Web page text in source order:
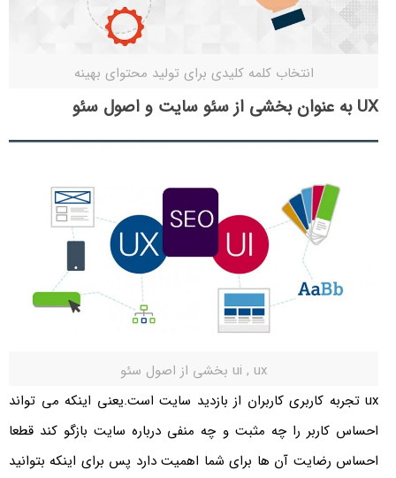
انتخاب کلمه کلیدی برای تولید محتوای بهینه
UX به عنوان بخشی از سئو سایت و اصول سئو
ui , ux بخشی از اصول سئو
ux تجربه کاربری کاربران از بازدید سایت است.یعنی اینکه می تواند
احساس کاربر را چه مثبت و چه منفی درباره سایت بازگو کند قطعا
احساس رضایت آن ها برای شما اهمیت دارد پس برای اینکه بتوانید